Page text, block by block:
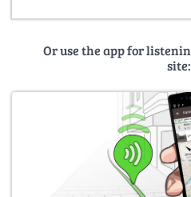
Or use the app for
site: